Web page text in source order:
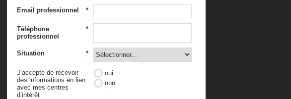
*
Email professionnel
*
Téléphone
professionnel
*
Situation
J’accepte de recevoir
des informations en lien
avec mes centres
d’intérêt
oui
non